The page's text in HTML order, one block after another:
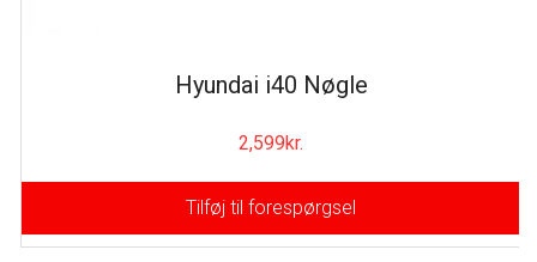
Hyundai i40 Nøgle
2,599kr.
Tilføj til forespørgsel